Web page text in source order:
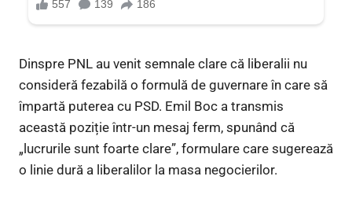
Dinspre PNL au venit semnale clare că liberalii nu
consideră fezabilă o formulă de guvernare în care să
împartă puterea cu PSD. Emil Boc a transmis
această poziție într-un mesaj ferm, spunând că
„lucrurile sunt foarte clare”, formulare care sugerează
o linie dură a liberalilor la masa negocierilor.